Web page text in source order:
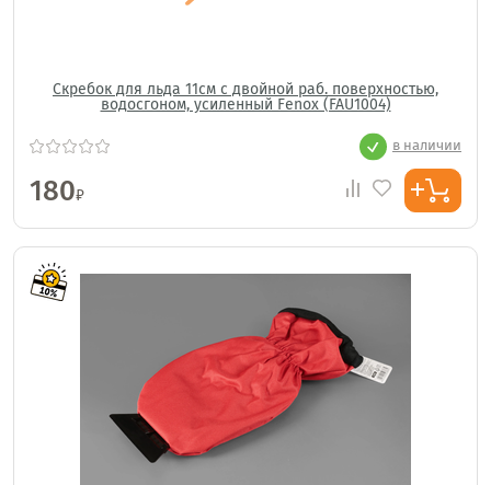
Скребок для льда 11см с двойной раб. поверхностью,
водосгоном, усиленный Fenox (FAU1004)
в наличии
180₽